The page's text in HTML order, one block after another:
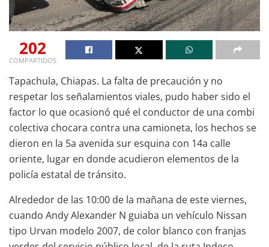
202
COMPARTIDOS
Tapachula, Chiapas. La falta de precaución y no
respetar los señalamientos viales, pudo haber sido el
factor lo que ocasionó qué el conductor de una combi
colectiva chocara contra una camioneta, los hechos se
dieron en la 5a avenida sur esquina con 14a calle
oriente, lugar en donde acudieron elementos de la
policía estatal de tránsito.
Alrededor de las 10:00 de la mañana de este viernes,
cuando Andy Alexander N guiaba un vehículo Nissan
tipo Urvan modelo 2007, de color blanco con franjas